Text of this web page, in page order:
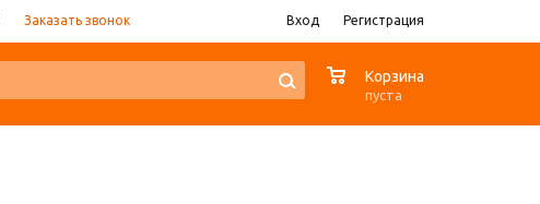
Заказать звонок Вход Регистрация
Корзина
пуста